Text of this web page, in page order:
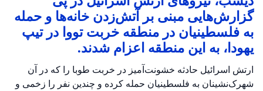
گزارش‌هایی مبنی بر آتش‌زدن خانه‌ها و حمله
به فلسطینیان در منطقه خربت تووا در تیپ
یهودا، به این منطقه اعزام شدند.
ارتش اسرائیل حادثه خشونت‌آمیز در خربت طوبا را که در آن
شهرک‌نشینان به فلسطینیان حمله کرده و چندین نفر را زخمی و